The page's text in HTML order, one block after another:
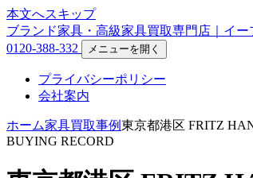
本文へスキップ
ブランド家具・高級家具買取専門店｜イー
0120-388-332 メニューを開く
プライバシーポリシー
会社案内
ホーム家具買取事例東京都港区 FRITZ
BUYING RECORD